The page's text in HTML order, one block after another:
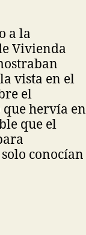
a la
Vivienda
vista en el
el
hervía en
que el
conocían